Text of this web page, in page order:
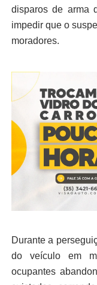
disparos de arma
impedir que o
moradores.
Durante a
do veículo em
ocupantes